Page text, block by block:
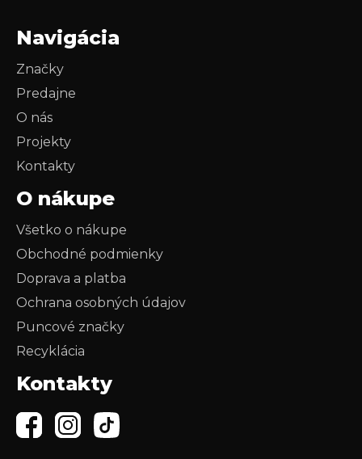
Navigácia
Značky
Predajne
O nás
Projekty
Kontakty
O nákupe
Všetko o nákupe
Obchodné podmienky
Doprava a platba
Ochrana osobných údajov
Puncové značky
Recyklácia
Kontakty